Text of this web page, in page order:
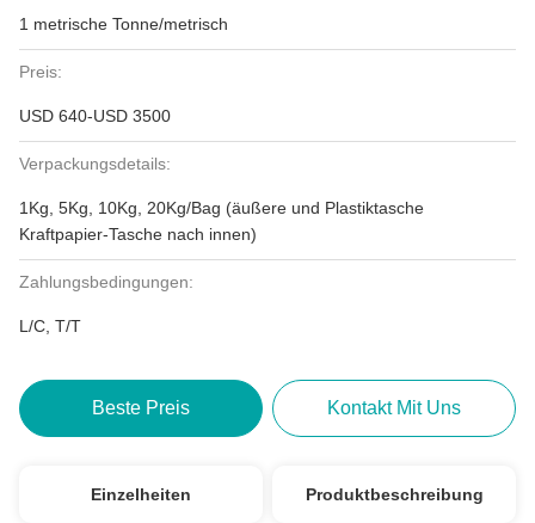
1 metrische Tonne/metrisch
Preis:
USD 640-USD 3500
Verpackungsdetails:
1Kg, 5Kg, 10Kg, 20Kg/Bag (äußere und Plastiktasche
Kraftpapier-Tasche nach innen)
Zahlungsbedingungen:
L/C, T/T
Beste Preis Kontakt Mit Uns
Einzelheiten Produktbeschreibung